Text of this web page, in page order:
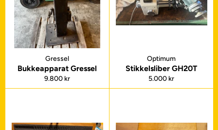
Gressel
Bukkeapparat Gressel
Normalpris
9.800 kr
Optimum
Stikkelsliber GH20T
Normalpris
5.000 kr